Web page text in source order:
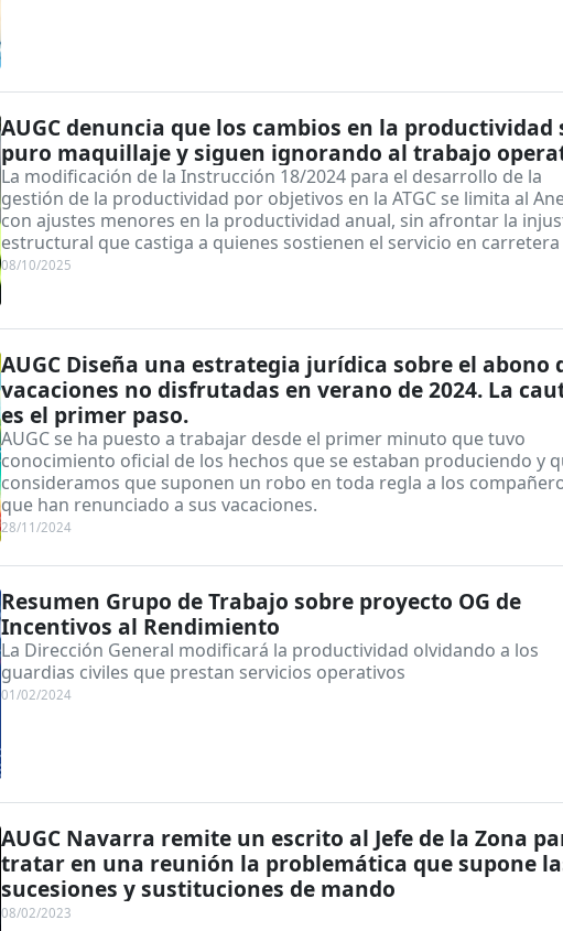
AUGC denuncia que los cambios en la productividad
puro maquillaje y siguen ignorando al trabajo
La modificación de la Instrucción 18/2024 para el desarrollo de la
gestión de la productividad por objetivos en la ATGC se limita al
con ajustes menores en la productividad anual, sin afrontar la
estructural que castiga a quienes sostienen el servicio en carretera
08/10/2025
AUGC Diseña una estrategia jurídica sobre el abono
vacaciones no disfrutadas en verano de 2024. La
es el primer paso.
AUGC se ha puesto a trabajar desde el primer minuto que tuvo
conocimiento oficial de los hechos que se estaban produciendo y
consideramos que suponen un robo en toda regla a los
que han renunciado a sus vacaciones.
28/11/2024
Resumen Grupo de Trabajo sobre proyecto OG de
Incentivos al Rendimiento
La Dirección General modificará la productividad olvidando a los
guardias civiles que prestan servicios operativos
01/02/2024
AUGC Navarra remite un escrito al Jefe de la Zona
tratar en una reunión la problemática que supone
sucesiones y sustituciones de mando
08/02/2023